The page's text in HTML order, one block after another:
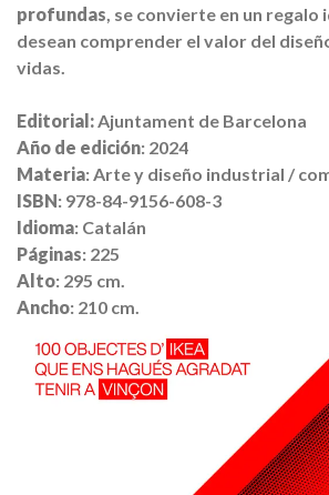
profundas, se convierte en un regalo
desean comprender el valor del
vidas.
Editorial:Ajuntament de Barcelona
Año de edición: 2024
Materia: Arte y diseño industrial /
ISBN: 978-84-9156-608-3
Idioma: Catalán
Páginas: 225
Alto: 295 cm.
Ancho: 210 cm.